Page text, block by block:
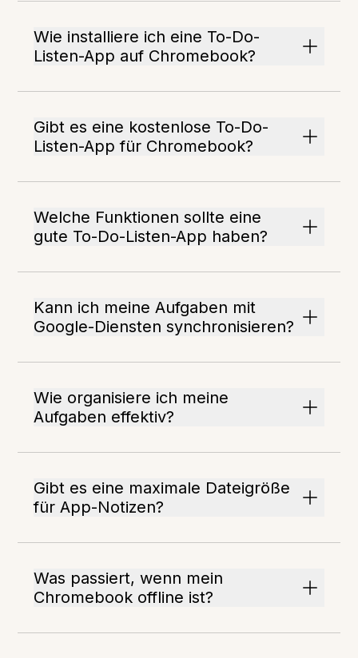
Wie installiere ich eine To-Do-
Listen-App auf Chromebook?
Gibt es eine kostenlose To-Do-
Listen-App für Chromebook?
Welche Funktionen sollte eine
gute To-Do-Listen-App haben?
Kann ich meine Aufgaben mit
Google-Diensten synchronisieren?
Wie organisiere ich meine
Aufgaben effektiv?
Gibt es eine maximale Dateigröße
für App-Notizen?
Was passiert, wenn mein
Chromebook offline ist?